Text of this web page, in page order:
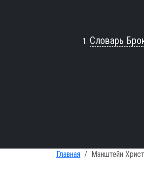
Словарь
Главная Манштейн